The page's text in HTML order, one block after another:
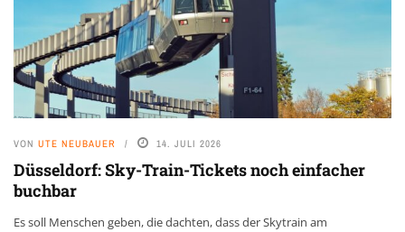
VON UTE NEUBAUER 14. JULI 2026
Düsseldorf: Sky-Train-Tickets noch einfacher
buchbar
Es soll Menschen geben, die dachten, dass der Skytrain am